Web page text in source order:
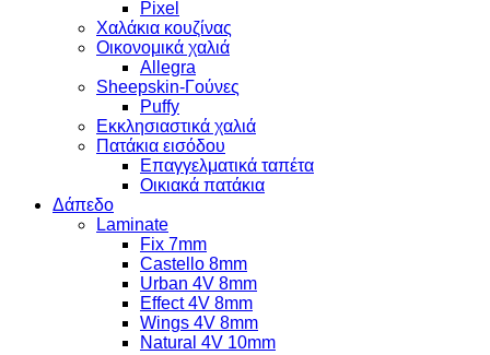
Pixel
Χαλάκια κουζίνας
Οικονομικά χαλιά
Allegra
Sheepskin-Γούνες
Puffy
Εκκλησιαστικά χαλιά
Πατάκια εισόδου
Επαγγελματικά ταπέτα
Οικιακά πατάκια
Δάπεδο
Laminate
Fix 7mm
Castello 8mm
Urban 4V 8mm
Effect 4V 8mm
Wings 4V 8mm
Natural 4V 10mm